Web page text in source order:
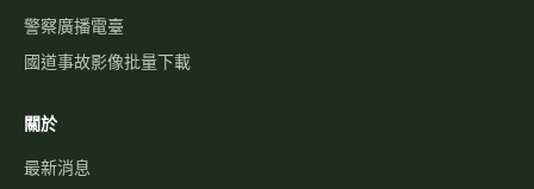
警察廣播電臺
國道事故影像批量下載
關於
最新消息